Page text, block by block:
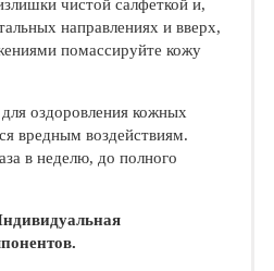
чистой салфеткой и,
направлениях и вверх,
помассируйте кожу
оздоровления кожных
вредным воздействиям.
в неделю, до полного